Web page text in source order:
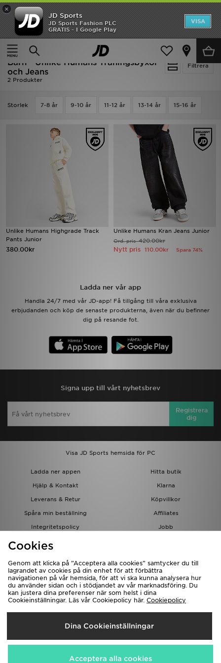
×
JD Sports
JD Sports Fashion PLC
GRATIS - I Google Play
VISA
Ny termin, ny stil Essentials för skolstarten
Hem
Barn Juniorkläder (8-15 År) Träningsbyxor och Jeans
Filtrera
Barn - Unlike Humans Träningsbyxor
och Jeans
2 Produkter
Storlek 7-8 år 9-10 år 11-12 år 13-14 år 15-16 år
Unlike Humans Highgrade Track
Pants Junior
380.00kr
Unlike Humans Kran Jeans Junior
Ord. pris420.00kr
Nytt pris 110.00kr Spara 74%
Ladda ner vår app
Handla 24/7 med vår JD-app! Få tillgång till våra exklusiva
erbjudanden och köp de senaste produkterna, även när du befinner
dig på resande fot.
Signa upp till vårt nyhetsbrev
Registrera
dig
Visa JD Sports hemsida för PC
Ladda ner appen
Hitta butik
Hjälp & Kontakt
Klarna
Leverans & Retur
Köpvillkor
Spåra min beställning
Affiliates
Integritetspolicy
Jobb
JD-bloggen
Levererar Till
Sverige
Vi accepterar följande betalningssätt
Hem
REA
Nyheter
Herr
Dam
Ladda ner appen
Kundservice
Cookies
Genom att klicka på ”Acceptera alla cookies” samtycker du till
lagrandet av cookies på din enhet för att förbättra
navigationen på vår hemsida, för att vi ska kunna analysera hur
du använder sidan och i stödjandet av vår marknadsföring. Du
kan justera dina preferenser när som helst i dina
Cookieinställningar. Läs vår Cookiepolicy här. Cookiepolicy
Dina Cookieinställningar
Acceptera alla cookies